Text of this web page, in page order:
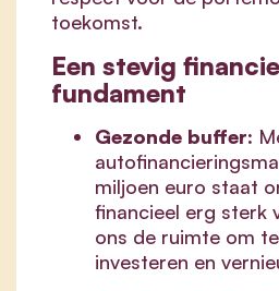
toekomst.
Een stevig
fundament
Gezonde buffer:
miljoen euro staat
financieel erg sterk
ons de ruimte om
investeren en